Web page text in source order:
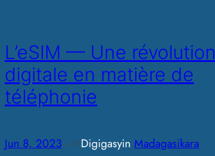
L’eSIM — Une révolution
digitale en matière de
téléphonie
Jun 8, 2023— byDigigasyin Madagasikara